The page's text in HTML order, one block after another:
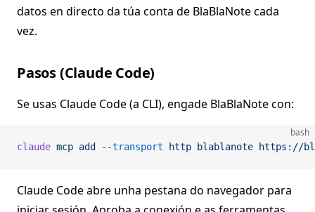
datos en directo da túa conta de BlaBlaNote cada
vez.
Pasos (Claude Code)
Se usas Claude Code (a CLI), engade BlaBlaNote con:
bash
claude mcp add --transport http blablanote https://
Claude Code abre unha pestana do navegador para